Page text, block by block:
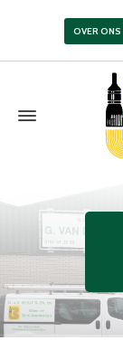
OVER ONS